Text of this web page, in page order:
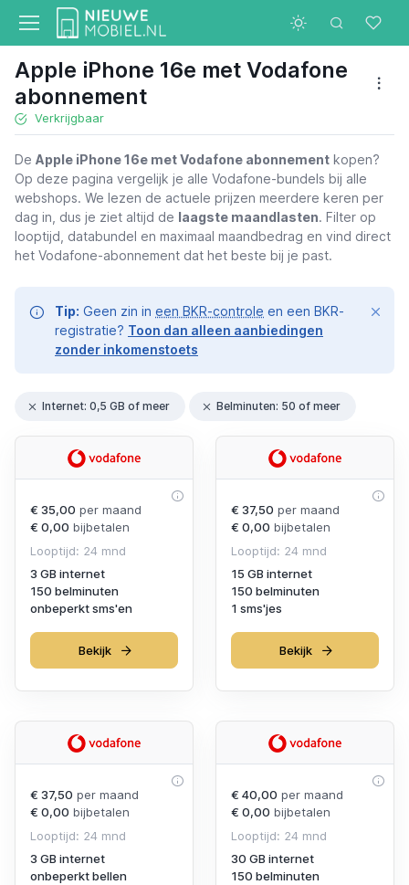
Apple iPhone 16e met Vodafone
abonnement
Verkrijgbaar
De Apple iPhone 16e met Vodafone abonnement kopen?
Op deze pagina vergelijk je alle Vodafone-bundels bij alle
webshops. We lezen de actuele prijzen meerdere keren per
dag in, dus je ziet altijd de laagste maandlasten. Filter op
looptijd, databundel en maximaal maandbedrag en vind direct
het Vodafone-abonnement dat het beste bij je past.
Tip: Geen zin in een BKR-controle en een BKR-
registratie? Toon dan alleen aanbiedingen
zonder inkomenstoets
Internet: 0,5 GB of meer Belminuten: 50 of meer
€ 35,00 per maand
€ 0,00 bijbetalen
Looptijd: 24 mnd
3 GB internet
150 belminuten
onbeperkt sms'en
Bekijk
€ 37,50 per maand
€ 0,00 bijbetalen
Looptijd: 24 mnd
15 GB internet
150 belminuten
1 sms'jes
Bekijk
€ 37,50 per maand
€ 0,00 bijbetalen
Looptijd: 24 mnd
3 GB internet
onbeperkt bellen
€ 40,00 per maand
€ 0,00 bijbetalen
Looptijd: 24 mnd
30 GB internet
150 belminuten